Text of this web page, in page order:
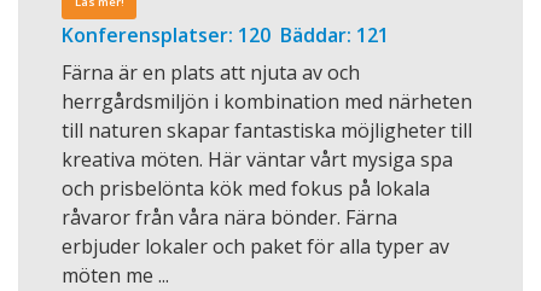
Konferensplatser: 120 Bäddar: 121
Färna är en plats att njuta av och
herrgårdsmiljön i kombination med närheten
till naturen skapar fantastiska möjligheter till
kreativa möten. Här väntar vårt mysiga spa
och prisbelönta kök med fokus på lokala
råvaror från våra nära bönder. Färna
erbjuder lokaler och paket för alla typer av
möten me ...